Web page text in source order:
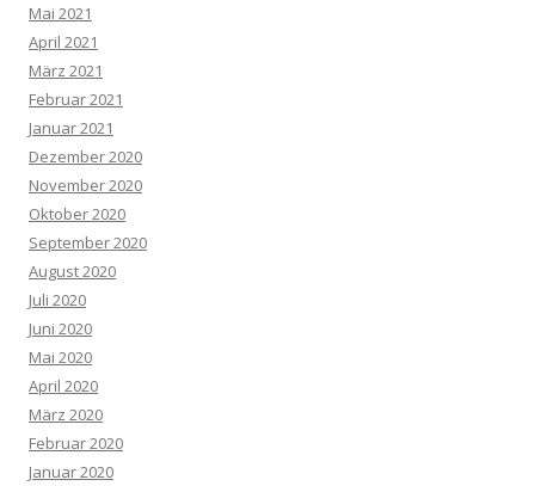
Mai 2021
April 2021
März 2021
Februar 2021
Januar 2021
Dezember 2020
November 2020
Oktober 2020
September 2020
August 2020
Juli 2020
Juni 2020
Mai 2020
April 2020
März 2020
Februar 2020
Januar 2020